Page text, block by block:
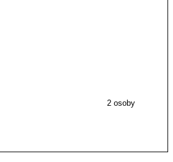
2 osoby